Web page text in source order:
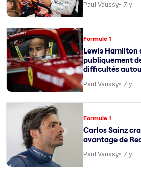
Paul Vaussy 7 y
Formule 1
Lewis Hamilton
publiquement
difficultés
Paul Vaussy 7 y
Formule 1
Carlos Sainz
avantage de
Paul Vaussy 7 y